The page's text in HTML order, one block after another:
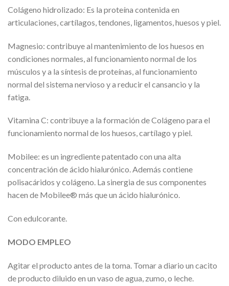
Colágeno hidrolizado: Es la proteína contenida en
articulaciones, cartílagos, tendones, ligamentos, huesos y piel.
Magnesio: contribuye al mantenimiento de los huesos en
condiciones normales, al funcionamiento normal de los
músculos y a la síntesis de proteínas, al funcionamiento
normal del sistema nervioso y a reducir el cansancio y la
fatiga.
Vitamina C: contribuye a la formación de Colágeno para el
funcionamiento normal de los huesos, cartílago y piel.
Mobilee: es un ingrediente patentado con una alta
concentración de ácido hialurónico. Además contiene
polisacáridos y colágeno. La sinergia de sus componentes
hacen de Mobilee® más que un ácido hialurónico.
Con edulcorante.
MODO EMPLEO
Agitar el producto antes de la toma. Tomar a diario un cacito
de producto diluido en un vaso de agua, zumo, o leche.